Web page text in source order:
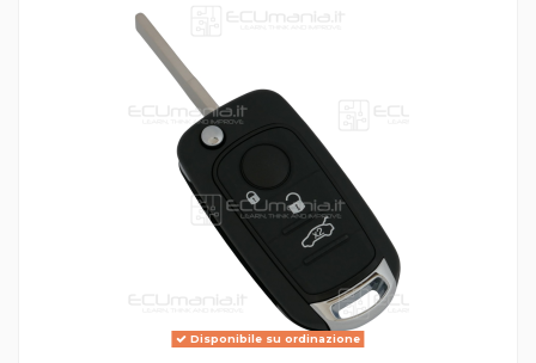
Disponibile su ordinazione